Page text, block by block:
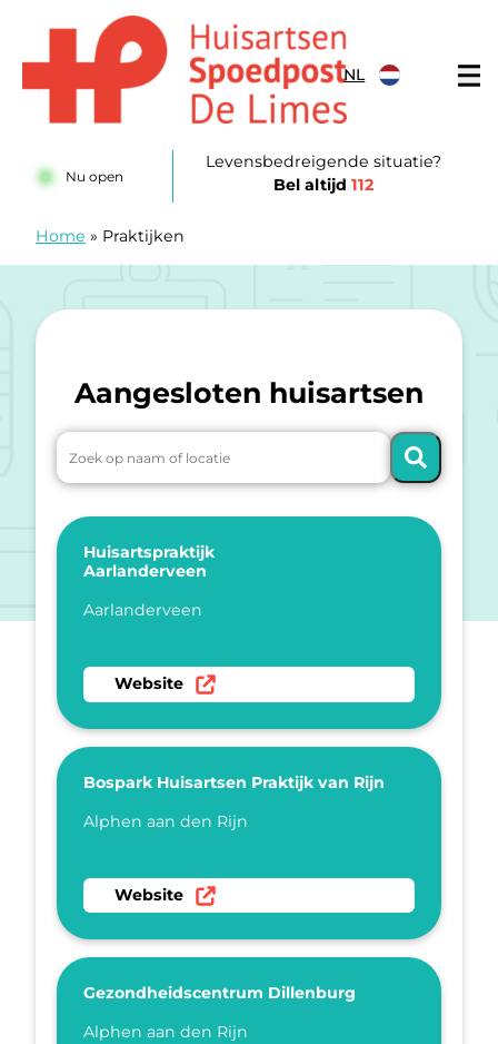
NL
Nu open
Levensbedreigende situatie?
Bel altijd112
Home » Praktijken
Aangesloten huisartsen
Huisartspraktijk
Aarlanderveen
Plaatsnaam
Aarlanderveen
Ga naar website Huisartspraktijk
Website
Bospark Huisartsen Praktijk van Rijn
Plaatsnaam
Alphen aan den Rijn
Ga naar website Bospark Huisartsen Praktijk
Website
Gezondheidscentrum Dillenburg
Plaatsnaam
Alphen aan den Rijn